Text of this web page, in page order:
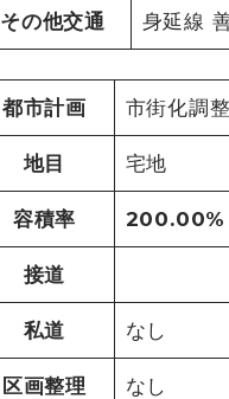
その他交通
身延線
都市計画 市街化調
地目 宅地
容積率 200.00%
接道
私道 なし
区画整理 なし